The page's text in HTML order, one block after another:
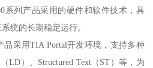
系列产品采用的硬件和软件技术，具
统的长期稳定运行。
品采用TIA Portal开发环境，支持多种
LD）、Structured Text（ST）等，为